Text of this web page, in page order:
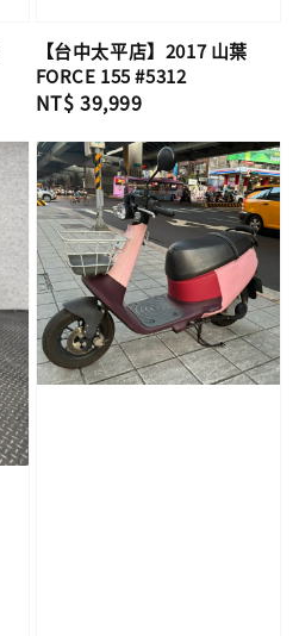
【台中太平店】2017 山葉
FORCE 155 #5312
Regular
NT$ 39,999